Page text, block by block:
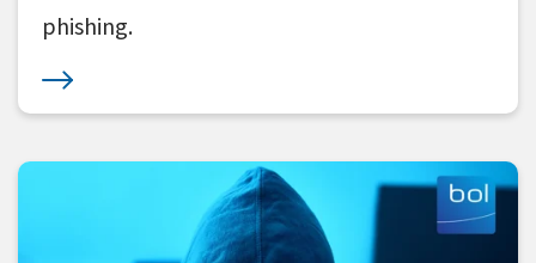
phishing.